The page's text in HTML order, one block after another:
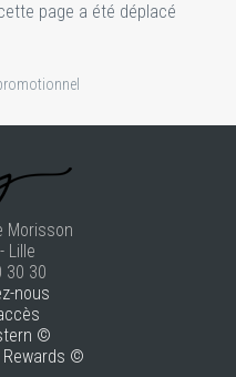
page a été déplacé
Morisson
Lille
30 30
nous
©
Rewards ©